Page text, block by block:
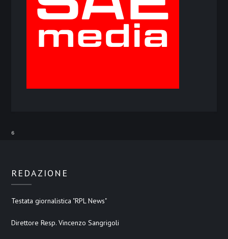
⁶
REDAZIONE
Testata giornalistica "RPL News"
Direttore Resp. Vincenzo Sangrigoli